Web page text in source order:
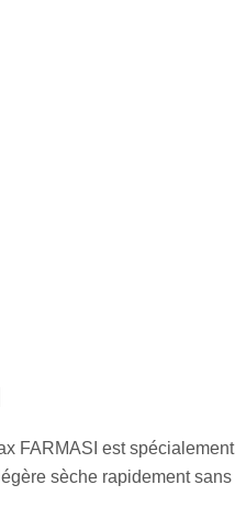
FARMASI est spécialement
sèche rapidement sans